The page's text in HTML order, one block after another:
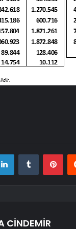
LinkedInTumblr
CİNDEMİR